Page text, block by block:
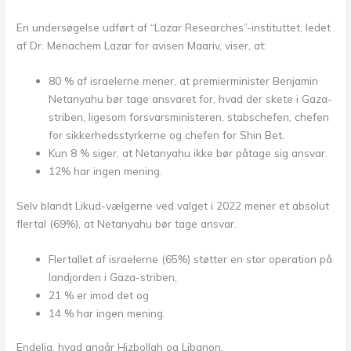
En undersøgelse udført af “Lazar Researches”-instituttet, ledet
af Dr. Menachem Lazar for avisen Maariv, viser, at:
80 % af israelerne mener, at premierminister Benjamin
Netanyahu bør tage ansvaret for, hvad der skete i Gaza-
striben, ligesom forsvarsministeren, stabschefen, chefen
for sikkerhedsstyrkerne og chefen for Shin Bet.
Kun 8 % siger, at Netanyahu ikke bør påtage sig ansvar.
12% har ingen mening.
Selv blandt Likud-vælgerne ved valget i 2022 mener et absolut
flertal (69%), at Netanyahu bør tage ansvar.
Flertallet af israelerne (65%) støtter en stor operation på
landjorden i Gaza-striben,
21 % er imod det og
14 % har ingen mening.
Endelig, hvad angår Hizbollah og Libanon,